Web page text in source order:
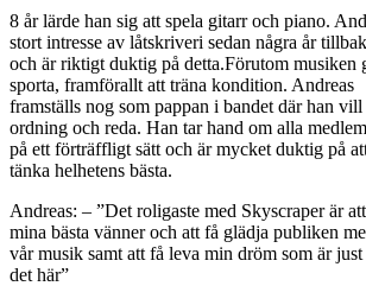
8 år lärde han sig att spela gitarr och piano.
stort intresse av låtskriveri sedan några år
och är riktigt duktig på detta.Förutom musiken
sporta, framförallt att träna kondition. Andreas
framställs nog som pappan i bandet där han
ordning och reda. Han tar hand om alla
på ett förträffligt sätt och är mycket duktig på
tänka helhetens bästa.
Andreas: – ”Det roligaste med Skyscraper är
mina bästa vänner och att få glädja publiken
vår musik samt att få leva min dröm som är
det här”